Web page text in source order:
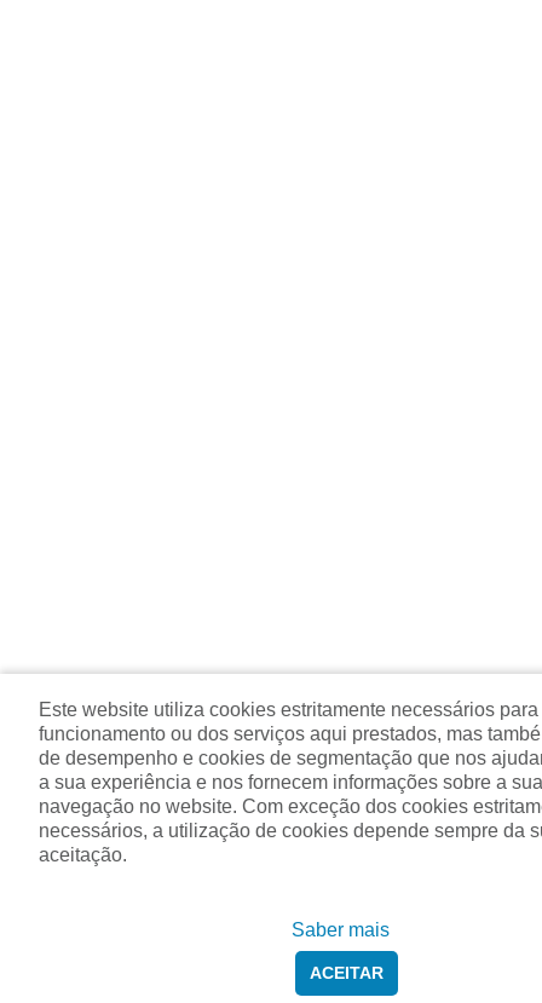
Este website utiliza cookies estritamente necessários
funcionamento ou dos serviços aqui prestados, mas
de desempenho e cookies de segmentação que nos
a sua experiência e nos fornecem informações sobre a
navegação no website. Com exceção dos cookies
necessários, a utilização de cookies depende sempre da
aceitação.
Saber mais
ACEITAR